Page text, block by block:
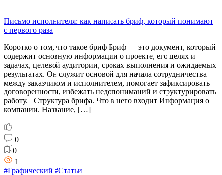
Письмо исполнителя: как написать бриф, который понимают
с первого раза
Коротко о том, что такое бриф Бриф — это документ, который
содержит основную информации о проекте, его целях и
задачах, целевой аудитории, сроках выполнения и ожидаемых
результатах. Он служит основой для начала сотрудничества
между заказчиком и исполнителем, помогает зафиксировать
договоренности, избежать недопониманий и структурировать
работу. Структура брифа. Что в него входит Информация о
компании. Название, […]
0
0
1
#Графический #Статьи